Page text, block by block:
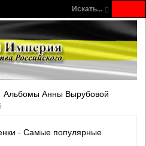
Искать...
Альбомы Анны Вырубовой
- Самые популярные